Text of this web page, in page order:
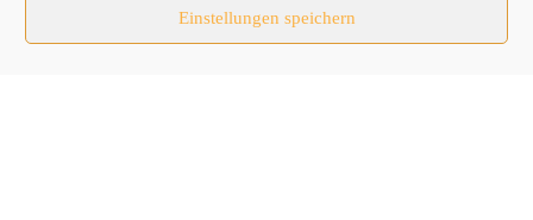
Einstellungen speichern
RATL 2025 | RecyclingAKTIV & TiefbauLIVE